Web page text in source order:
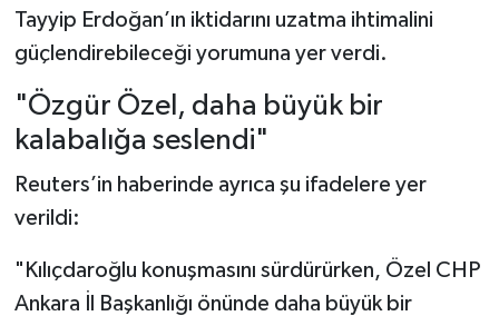
Tayyip Erdoğan’ın iktidarını uzatma ihtimalini
güçlendirebileceği yorumuna yer verdi.
"Özgür Özel, daha büyük bir
kalabalığa seslendi"
Reuters’in haberinde ayrıca şu ifadelere yer
verildi:
"Kılıçdaroğlu konuşmasını sürdürürken, Özel CHP
Ankara İl Başkanlığı önünde daha büyük bir